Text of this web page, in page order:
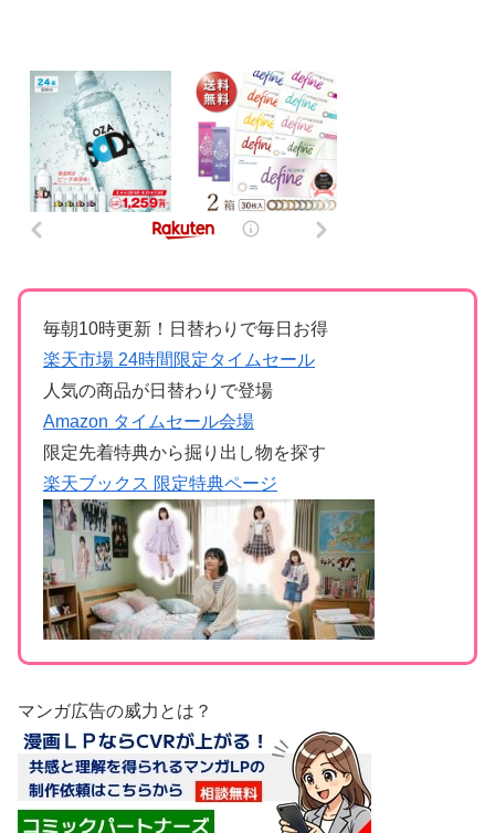
毎朝10時更新！日替わりで毎日お得
楽天市場 24時間限定タイムセール
人気の商品が日替わりで登場
Amazon タイムセール会場
限定先着特典から掘り出し物を探す
楽天ブックス 限定特典ページ
マンガ広告の威力とは？